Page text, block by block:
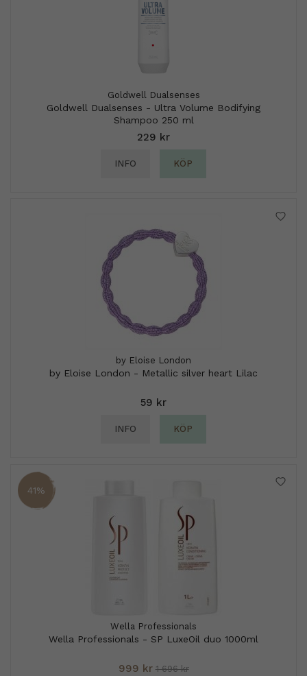
Goldwell Dualsenses
Goldwell Dualsenses - Ultra Volume Bodifying
Shampoo 250 ml
229 kr
INFO KÖP
by Eloise London
by Eloise London - Metallic silver heart Lilac
59 kr
INFO KÖP
41%
Wella Professionals
Wella Professionals - SP LuxeOil duo 1000ml
999 kr 1 696 kr